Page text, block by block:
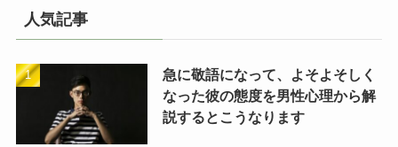
人気記事
急に敬語になって、よそよそしく
なった彼の態度を男性心理から解
説するとこうなります